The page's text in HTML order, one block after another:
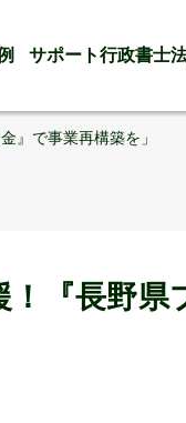
サポート行政書士
』で事業再構築を」
『長野県